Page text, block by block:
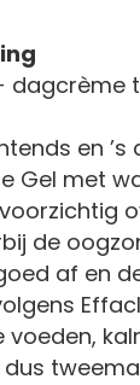
dagcrème
en ’s
Gel met
de
af en